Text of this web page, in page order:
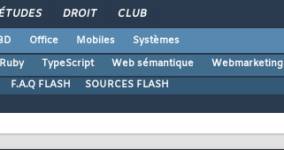
DROIT CLUB
Office Mobiles
Systèmes
Ruby TypeScript Web sémantique Webmarketing
F.A.Q FLASH SOURCES FLASH